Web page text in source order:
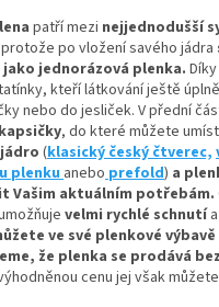
patří mezi nejjednodušší
protože po vložení savého jádra
jednorázová plenka.
kteří látkování ještě
nebo do jesliček. V přední
, do které můžete
(klasický český čtverec,
plenkuaneboprefold) a
Vašim aktuálním potřebám.
velmi rychlé schnutí
ve své plenkové
že plenka se prodává
cenu jej však